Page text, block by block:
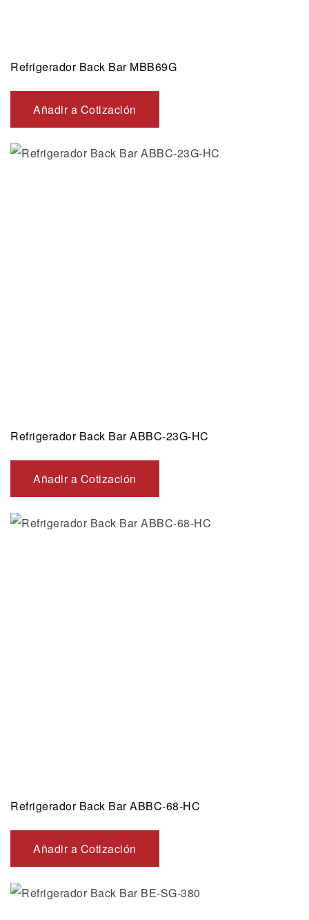
Refrigerador Back Bar MBB69G
Añadir a Cotización
Refrigerador Back Bar ABBC-23G-HC
Añadir a Cotización
Refrigerador Back Bar ABBC-68-HC
Añadir a Cotización